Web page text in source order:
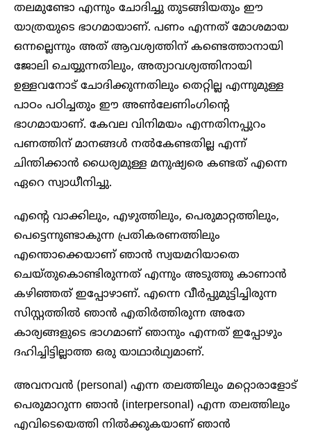
തലമുണ്ടോ എന്നും ചോദിച്ചു തുടങ്ങിയതും ഈ
യാത്രയുടെ ഭാഗമായാണ്. പണം എന്നത് മോശമായ
ഒന്നല്ലെന്നും അത് ആവശ്യത്തിന് കണ്ടെത്താനായി
ജോലി ചെയ്യുന്നതിലും, അത്യാവശ്യത്തിനായി
ഉള്ളവനോട് ചോദിക്കുന്നതിലും തെറ്റില്ല എന്നുമുള്ള
പാഠം പഠിച്ചതും ഈ അൺലേണിംഗിന്റെ
ഭാഗമായാണ്. കേവല വിനിമയം എന്നതിനപ്പുറം
പണത്തിന് മാനങ്ങൾ നൽകേണ്ടതില്ല എന്ന്
ചിന്തിക്കാൻ ധൈര്യമുള്ള മനുഷ്യരെ കണ്ടത് എന്നെ
ഏറെ സ്വാധീനിച്ചു.
എന്റെ വാക്കിലും, എഴുത്തിലും, പെരുമാറ്റത്തിലും,
പെട്ടെന്നുണ്ടാകുന്ന പ്രതികരണത്തിലും
എന്തൊക്കെയാണ് ഞാൻ സ്വയമറിയാതെ
ചെയ്തുകൊണ്ടിരുന്നത് എന്നും അടുത്തു കാണാൻ
കഴിഞ്ഞത് ഇപ്പോഴാണ്. എന്നെ വീർപ്പുമുട്ടിച്ചിരുന്ന
സിസ്റ്റത്തിൽ ഞാൻ എതിർത്തിരുന്ന അതേ
കാര്യങ്ങളുടെ ഭാഗമാണ് ഞാനും എന്നത് ഇപ്പോഴും
ദഹിച്ചിട്ടില്ലാത്ത ഒരു യാഥാർഥ്യമാണ്.
അവനവൻ (personal) എന്ന തലത്തിലും മറ്റൊരാളോട്
പെരുമാറുന്ന ഞാൻ (interpersonal) എന്ന തലത്തിലും
എവിടെയെത്തി നിൽക്കുകയാണ് ഞാൻ